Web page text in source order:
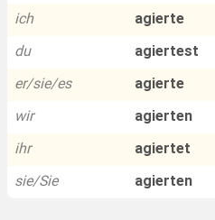
ich
agierte
du
agiertest
er/sie/es
agierte
wir
agierten
ihr
agiertet
sie/Sie
agierten